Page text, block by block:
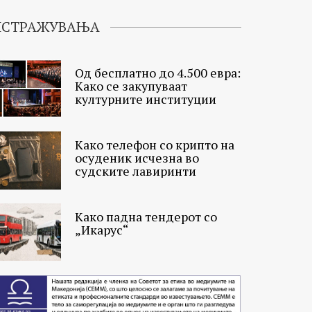
Од бесплатно до 4.500 евра:
Како се закупуваат
културните институции
Како телефон со крипто на
осуденик исчезна во
судските лавиринти
Како падна тендерот со
„Икарус“